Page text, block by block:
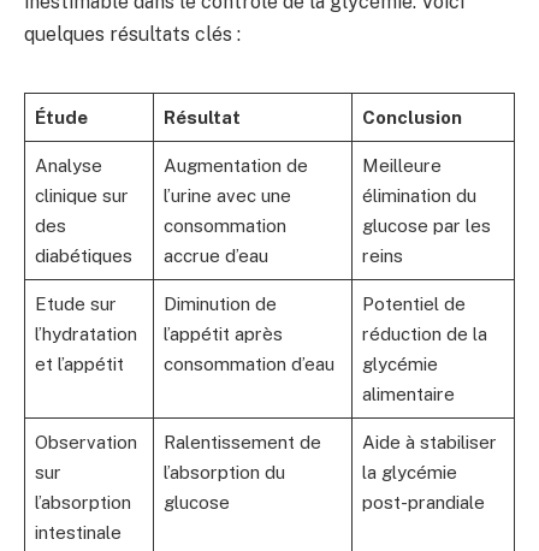
quelques résultats clés :
Étude Résultat Conclusion
Analyse
clinique sur
des
diabétiques
Augmentation de
l’urine avec une
consommation
accrue d’eau
Meilleure
élimination du
glucose par les
reins
Etude sur
l’hydratation
et l’appétit
Diminution de
l’appétit après
consommation d’eau
Potentiel de
réduction de la
glycémie
alimentaire
Observation
sur
l’absorption
intestinale
Ralentissement de
l’absorption du
glucose
Aide à stabiliser
la glycémie
post-prandiale